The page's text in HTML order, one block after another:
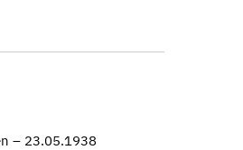
– 23.05.1938